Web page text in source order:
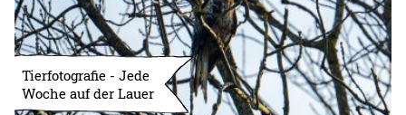
Tierfotografie - Jede
Woche auf der Lauer